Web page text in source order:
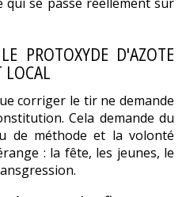
PROTOXYDE D'AZOTE
corriger le tir ne demande
Cela demande du
de méthode et la volonté
: la fête, les jeunes, le